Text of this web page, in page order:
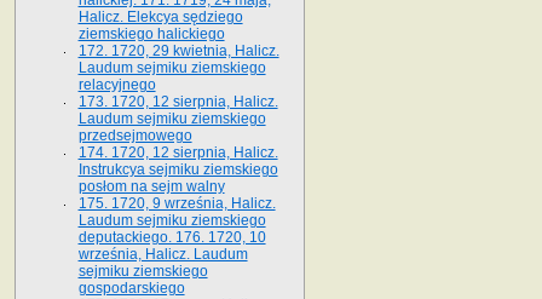
Halicz. Elekcya sędziego
ziemskiego halickiego
172. 1720, 29 kwietnia, Halicz.
Laudum sejmiku ziemskiego
relacyjnego
173. 1720, 12 sierpnia, Halicz.
Laudum sejmiku ziemskiego
przedsejmowego
174. 1720, 12 sierpnia, Halicz.
Instrukcya sejmiku ziemskiego
posłom na sejm walny
175. 1720, 9 września, Halicz.
Laudum sejmiku ziemskiego
deputackiego. 176. 1720, 10
września, Halicz. Laudum
sejmiku ziemskiego
gospodarskiego